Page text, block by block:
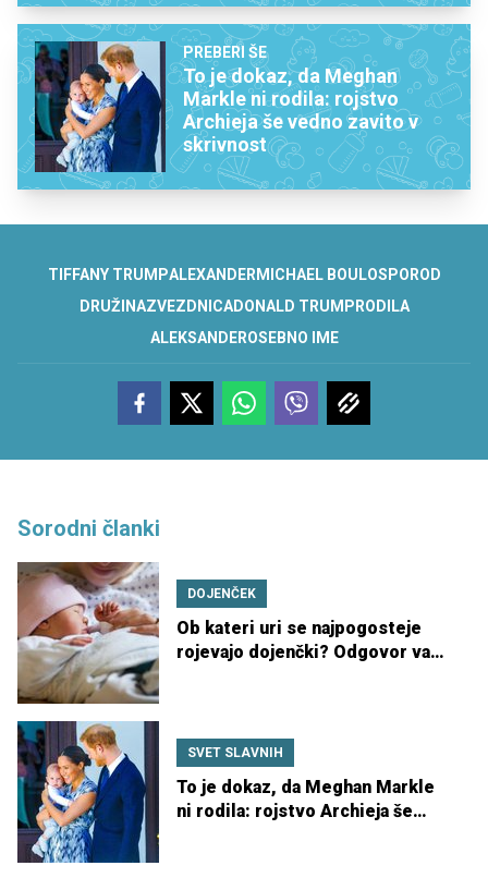
PREBERI ŠE
To je dokaz, da Meghan
Markle ni rodila: rojstvo
Archieja še vedno zavito v
skrivnost
TIFFANY TRUMPALEXANDERMICHAEL BOULOS POROD
DRUŽINAZVEZDNICADONALD TRUMP RODILA
ALEKSANDEROSEBNO IME
Sorodni članki
DOJENČEK
Ob kateri uri se najpogosteje
rojevajo dojenčki? Odgovor vas
SVET SLAVNIH
To je dokaz, da Meghan Markle
ni rodila: rojstvo Archieja še